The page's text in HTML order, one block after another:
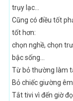
trụy lạc…
Cũng có điều tốt
tốt hơn:
chọn nghề, chọn
bậc sống…
Từ bỏ thường làm
Bỏ chiếc giường
Tắt tivi vì đến giờ